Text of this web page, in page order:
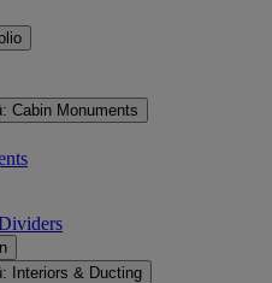
Cabin Monuments
Interiors & Ducting